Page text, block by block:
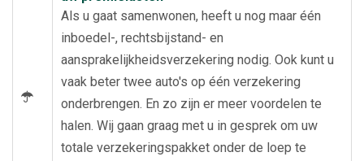
Als u gaat samenwonen, heeft u nog maar één
inboedel-, rechtsbijstand- en
aansprakelijkheidsverzekering nodig. Ook kunt u
vaak beter twee auto's op één verzekering
onderbrengen. En zo zijn er meer voordelen te
halen. Wij gaan graag met u in gesprek om uw
totale verzekeringspakket onder de loep te